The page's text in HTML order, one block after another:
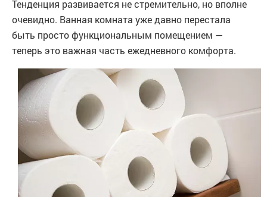
Тенденция развивается не стремительно, но вполне
очевидно. Ванная комната уже давно перестала
быть просто функциональным помещением —
теперь это важная часть ежедневного комфорта.